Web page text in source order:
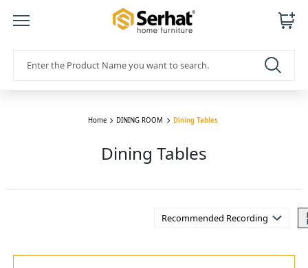
Home DINING ROOM Dining Tables
Dining Tables
Recommended Recording